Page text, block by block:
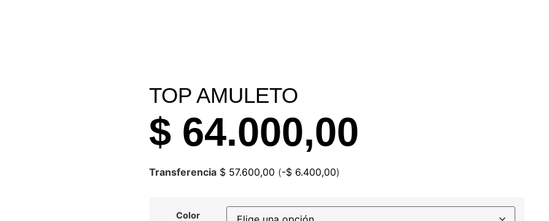
TOP AMULETO
$ 64.000,00
Transferencia $ 57.600,00 (-$ 6.400,00)
Color